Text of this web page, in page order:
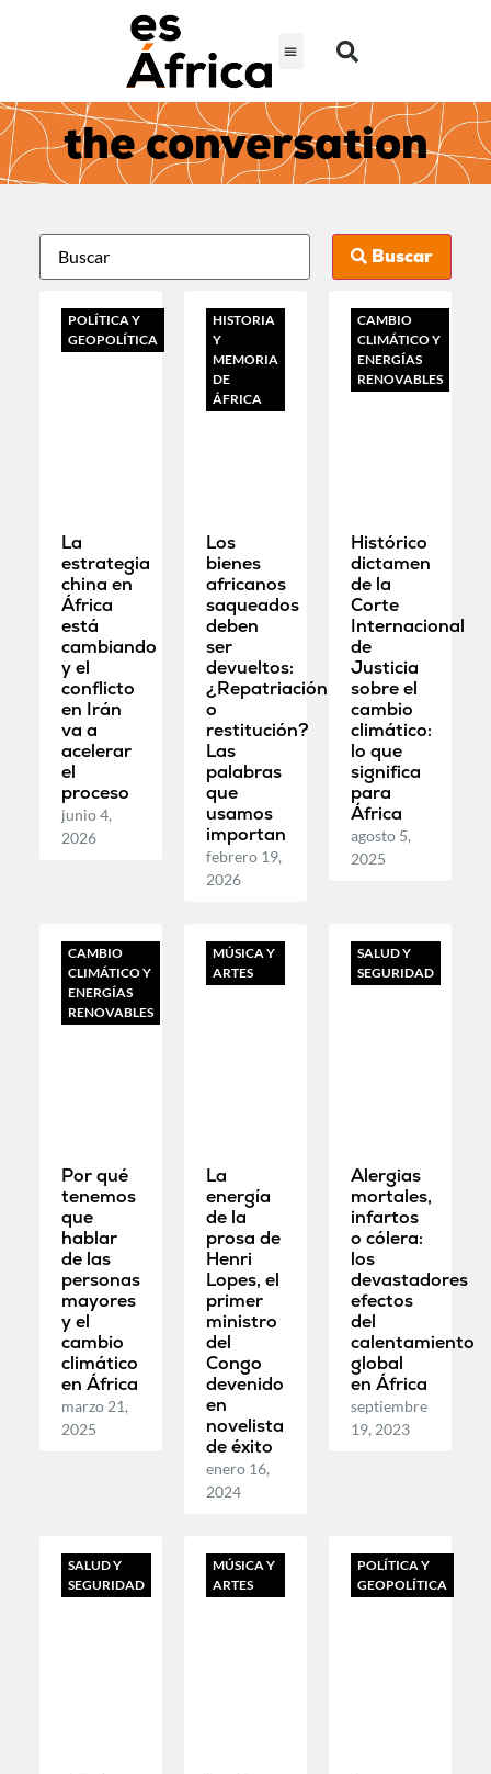
the conversation
Buscar
POLÍTICA Y
GEOPOLÍTICA
La
estrategia
china en
África
está
cambiando
y el
conflicto
en Irán
va a
acelerar
el
proceso
junio 4,
2026
HISTORIA
Y
MEMORIA
DE
ÁFRICA
Los
bienes
africanos
saqueados
deben
ser
devueltos:
¿Repatriación
o
restitución?
Las
palabras
que
usamos
importan
febrero 19,
2026
CAMBIO
CLIMÁTICO Y
ENERGÍAS
RENOVABLES
Histórico
dictamen
de la
Corte
Internacional
de
Justicia
sobre el
cambio
climático:
lo que
significa
para
África
agosto 5,
2025
CAMBIO
CLIMÁTICO Y
ENERGÍAS
RENOVABLES
Por qué
tenemos
que
hablar
de las
personas
mayores
y el
cambio
climático
en África
marzo 21,
2025
MÚSICA Y
ARTES
La
energía
de la
prosa de
Henri
Lopes, el
primer
ministro
del
Congo
devenido
en
novelista
de éxito
enero 16,
2024
SALUD Y
SEGURIDAD
Alergias
mortales,
infartos
o cólera:
los
devastadores
efectos
del
calentamiento
global
en África
septiembre
19, 2023
SALUD Y
SEGURIDAD
MÚSICA Y
ARTES
POLÍTICA Y
GEOPOLÍTICA